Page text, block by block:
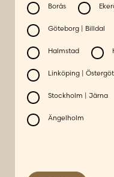
i
k
*
G
a
t
u
a
d
Borås
Göteborg | Billdal
Halmstad
Linköping |
Stockholm | Järna
Ängelholm